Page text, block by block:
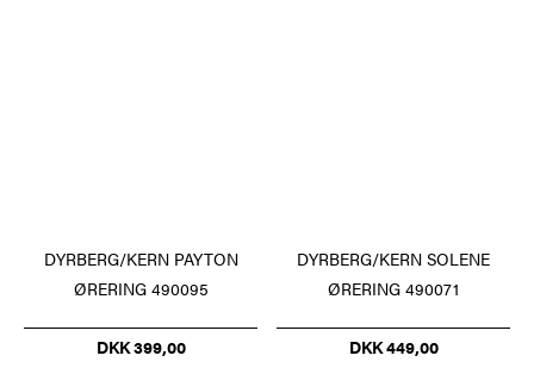
DYRBERG/KERN PAYTON
ØRERING 490095
DKK 399,00
DYRBERG/KERN SOLENE
ØRERING 490071
DKK 449,00